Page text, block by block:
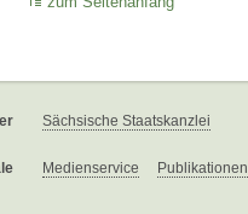
Sächsische Staatskanzlei
Medienservice Publikationen